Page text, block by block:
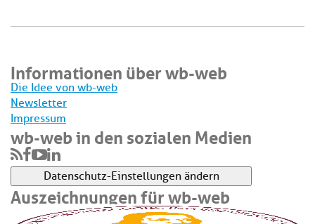
Informationen über wb-web
Die Idee von wb-web
Newsletter
Impressum
wb-web in den sozialen Medien
Datenschutz-Einstellungen ändern
Auszeichnungen für wb-web